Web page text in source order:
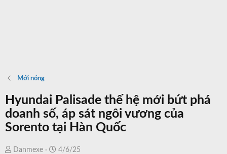
Mới nóng
Hyundai Palisade thế hệ mới bứt phá
doanh số, áp sát ngôi vương của
Sorento tại Hàn Quốc
T
Danmexe
N
4/6/25